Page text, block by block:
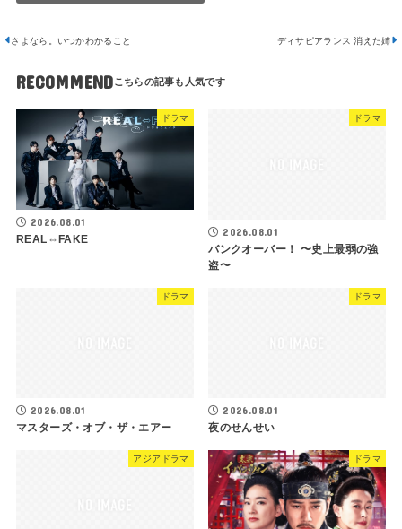
さよなら。いつかわかること ディサピアランス 消えた姉
RECOMMEND
ドラマ
2026.08.01
REAL⇔FAKE
ドラマ
2026.08.01
バンクオーバー！ 〜史上最弱の強
盗〜
ドラマ
2026.08.01
マスターズ・オブ・ザ・エアー
ドラマ
2026.08.01
夜のせんせい
アジアドラマ ドラマ